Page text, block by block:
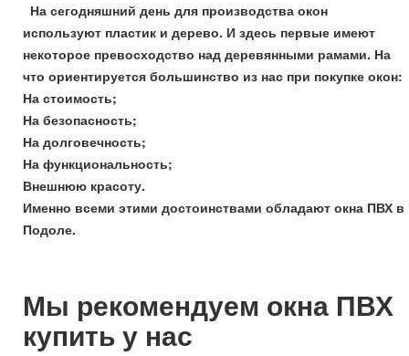
На сегодняшний день для производства окон
используют пластик и дерево. И здесь первые имеют
некоторое превосходство над деревянными рамами. На
что ориентируется большинство из нас при покупке окон:
На стоимость;
На безопасность;
На долговечность;
На функциональность;
Внешнюю красоту.
Именно всеми этими достоинствами обладают окна ПВХ в
Подоле.
Мы рекомендуем окна ПВХ
купить у нас